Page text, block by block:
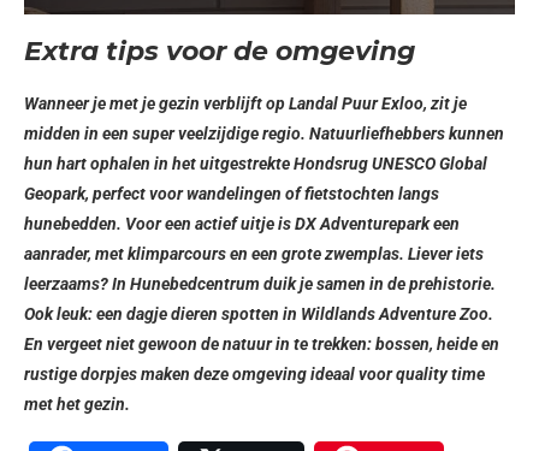
Extra tips voor de omgeving
Wanneer je met je gezin verblijft op Landal Puur Exloo, zit je
midden in een super veelzijdige regio. Natuurliefhebbers kunnen
hun hart ophalen in het uitgestrekte Hondsrug UNESCO Global
Geopark, perfect voor wandelingen of fietstochten langs
hunebedden. Voor een actief uitje is DX Adventurepark een
aanrader, met klimparcours en een grote zwemplas. Liever iets
leerzaams? In Hunebedcentrum duik je samen in de prehistorie.
Ook leuk: een dagje dieren spotten in Wildlands Adventure Zoo.
En vergeet niet gewoon de natuur in te trekken: bossen, heide en
rustige dorpjes maken deze omgeving ideaal voor quality time
met het gezin.